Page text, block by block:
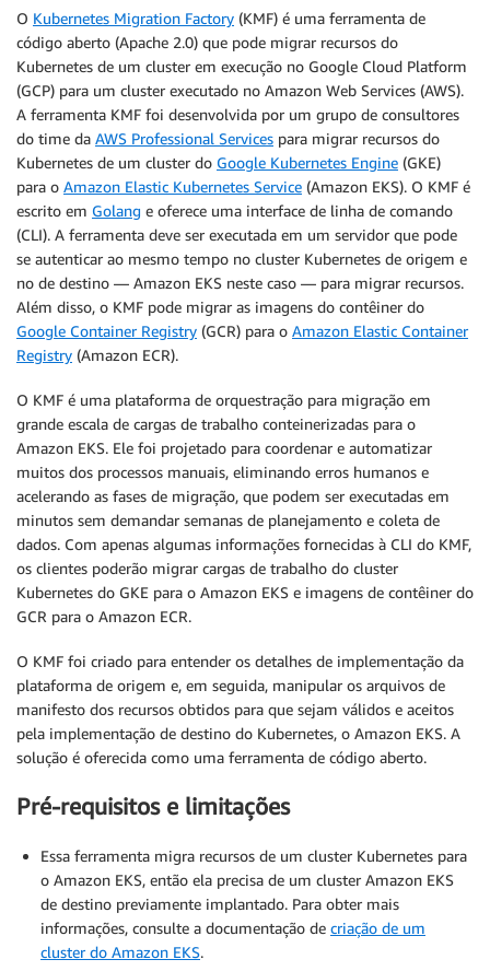
O Kubernetes Migration Factory (KMF) é uma ferramenta de
código aberto (Apache 2.0) que pode migrar recursos do
Kubernetes de um cluster em execução no Google Cloud Platform
(GCP) para um cluster executado no Amazon Web Services (AWS).
A ferramenta KMF foi desenvolvida por um grupo de consultores
do time da AWS Professional Services para migrar recursos do
Kubernetes de um cluster do Google Kubernetes Engine (GKE)
para o Amazon Elastic Kubernetes Service (Amazon EKS). O KMF é
escrito em Golang e oferece uma interface de linha de comando
(CLI). A ferramenta deve ser executada em um servidor que pode
se autenticar ao mesmo tempo no cluster Kubernetes de origem e
no de destino — Amazon EKS neste caso — para migrar recursos.
Além disso, o KMF pode migrar as imagens do contêiner do
Google Container Registry (GCR) para o Amazon Elastic Container
Registry (Amazon ECR).
O KMF é uma plataforma de orquestração para migração em
grande escala de cargas de trabalho conteinerizadas para o
Amazon EKS. Ele foi projetado para coordenar e automatizar
muitos dos processos manuais, eliminando erros humanos e
acelerando as fases de migração, que podem ser executadas em
minutos sem demandar semanas de planejamento e coleta de
dados. Com apenas algumas informações fornecidas à CLI do KMF,
os clientes poderão migrar cargas de trabalho do cluster
Kubernetes do GKE para o Amazon EKS e imagens de contêiner do
GCR para o Amazon ECR.
O KMF foi criado para entender os detalhes de implementação da
plataforma de origem e, em seguida, manipular os arquivos de
manifesto dos recursos obtidos para que sejam válidos e aceitos
pela implementação de destino do Kubernetes, o Amazon EKS. A
solução é oferecida como uma ferramenta de código aberto.
Pré-requisitos e limitações
Essa ferramenta migra recursos de um cluster Kubernetes para
o Amazon EKS, então ela precisa de um cluster Amazon EKS
de destino previamente implantado. Para obter mais
informações, consulte a documentação de criação de um
cluster do Amazon EKS.